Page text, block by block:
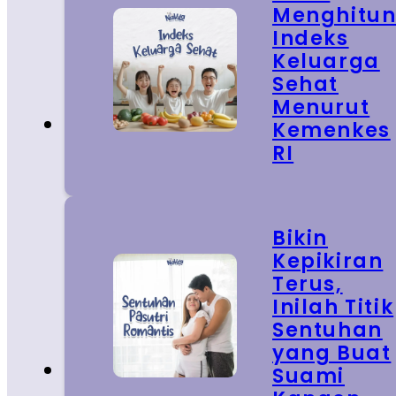
Indeks
Keluarga
Sehat
Menurut
Kemenkes
RI
Bikin
Kepikiran
Terus,
Inilah Titik
Sentuhan
yang Buat
Suami